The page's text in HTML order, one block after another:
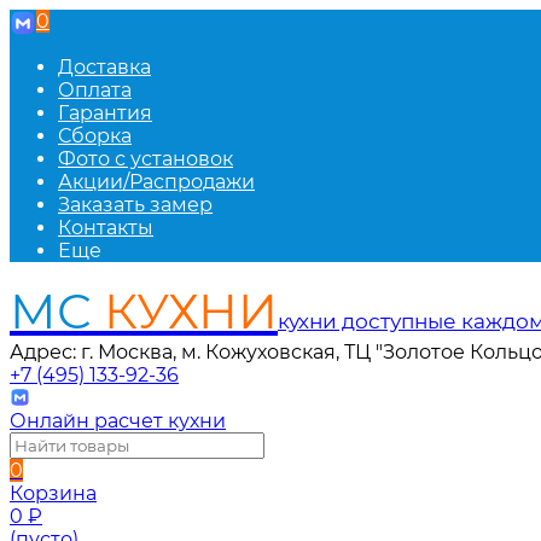
0
Доставка
Оплата
Гарантия
Сборка
Фото с установок
Акции/Распродажи
Заказать замер
Контакты
Еще
МС КУХНИ кухни доступные
Адрес: г. Москва, м. Кожуховская, ТЦ "Золотое
+7 (495) 133-92-36
Онлайн расчет кухни
0
Корзина
0 ₽